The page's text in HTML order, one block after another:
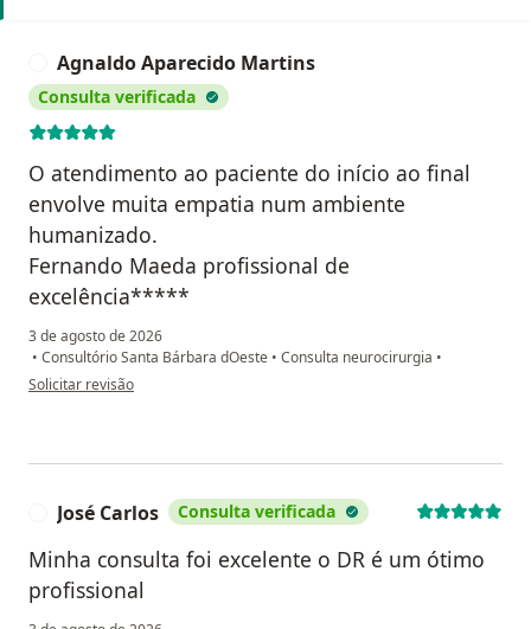
Agnaldo Aparecido Martins
Consulta verificada
O atendimento ao paciente do início ao final
envolve muita empatia num ambiente
humanizado.
Fernando Maeda profissional de
excelência*****
3 de agosto de 2026
• Consultório Santa Bárbara dOeste • Consulta neurocirurgia •
na opinião do utilizador Agnaldo Aparecido Martins
Solicitar revisão
José Carlos Consulta verificada
Minha consulta foi excelente o DR é um ótimo
profissional